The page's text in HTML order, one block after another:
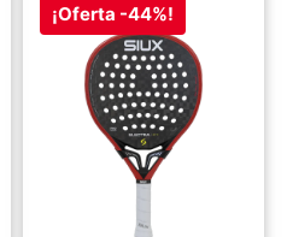
¡Oferta -44%!